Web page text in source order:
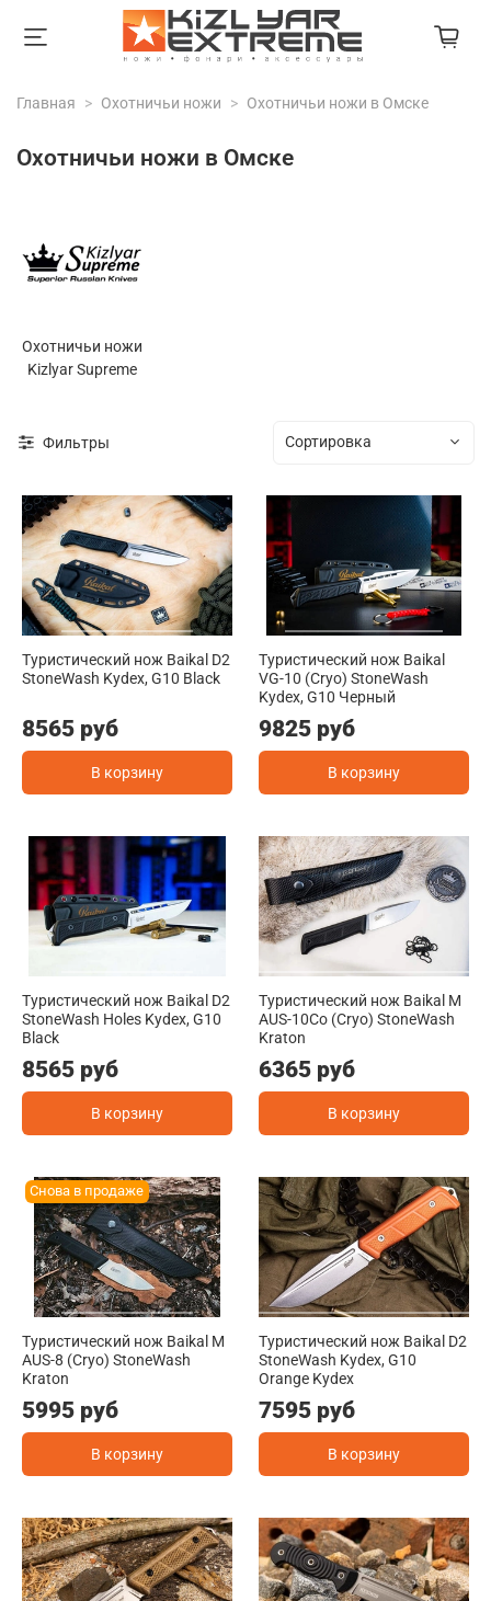
Главная Охотничьи ножи Охотничьи ножи в Омске
Охотничьи ножи в Омске
Охотничьи ножи
Kizlyar Supreme
Фильтры
Туристический нож Baikal D2
StoneWash Kydex, G10 Black
8565 руб
В корзину
Туристический нож Baikal
VG-10 (Cryo) StoneWash
Kydex, G10 Черный
9825 руб
В корзину
Туристический нож Baikal D2
StoneWash Holes Kydex, G10
Black
8565 руб
В корзину
Туристический нож Baikal M
AUS-10Co (Cryo) StoneWash
Kraton
6365 руб
В корзину
Снова в продаже
Туристический нож Baikal M
AUS-8 (Cryo) StoneWash
Kraton
5995 руб
В корзину
Туристический нож Baikal D2
StoneWash Kydex, G10
Orange Kydex
7595 руб
В корзину